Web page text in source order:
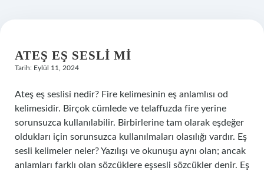
ATEŞ EŞ SESLI MI
Tarih: Eylül 11, 2024
Ateş eş seslisi nedir? Fire kelimesinin eş anlamlısı od
kelimesidir. Birçok cümlede ve telaffuzda fire yerine
sorunsuzca kullanılabilir. Birbirlerine tam olarak eşdeğer
oldukları için sorunsuzca kullanılmaları olasılığı vardır. Eş
sesli kelimeler neler? Yazılışı ve okunuşu aynı olan; ancak
anlamları farklı olan sözcüklere eşsesli sözcükler denir. Eş